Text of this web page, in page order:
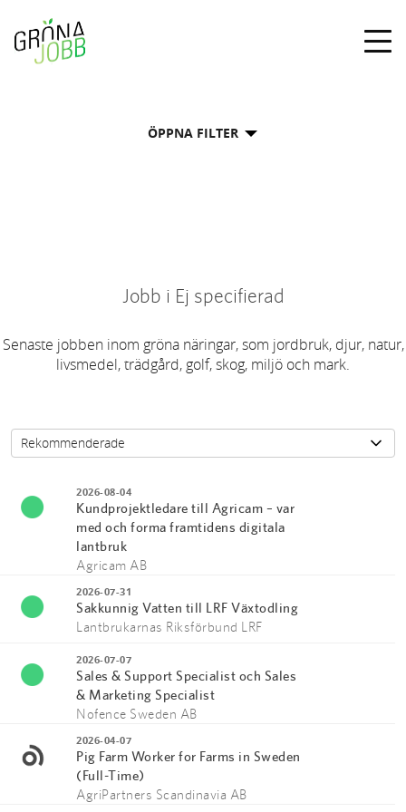
ÖPPNA FILTER
Jobb i Ej specifierad
Senaste jobben inom gröna näringar, som jordbruk, djur, natur,
livsmedel, trädgård, golf, skog, miljö och mark.
2026-08-04
Kundprojektledare till Agricam – var
med och forma framtidens digitala
lantbruk
Agricam AB
2026-07-31
Sakkunnig Vatten till LRF Växtodling
Lantbrukarnas Riksförbund LRF
2026-07-07
Sales & Support Specialist och Sales
& Marketing Specialist
Nofence Sweden AB
2026-04-07
Pig Farm Worker for Farms in Sweden
(Full-Time)
AgriPartners Scandinavia AB